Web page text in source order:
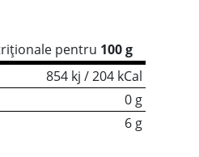
pentru 100 g
854 kj / 204 kCal
0 g
6 g